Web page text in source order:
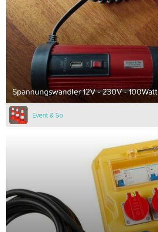
Spannungswandler 12V - 230V - 100Watt
Event & So